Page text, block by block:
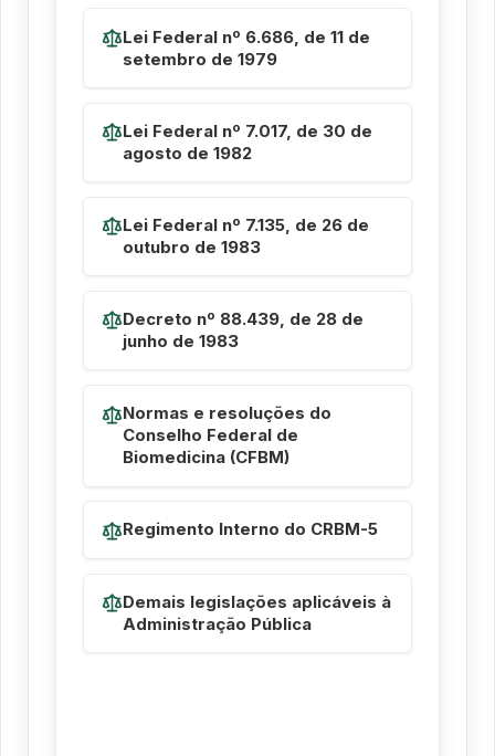
Lei Federal nº 6.686, de 11 de
setembro de 1979
Lei Federal nº 7.017, de 30 de
agosto de 1982
Lei Federal nº 7.135, de 26 de
outubro de 1983
Decreto nº 88.439, de 28 de
junho de 1983
Normas e resoluções do
Conselho Federal de
Biomedicina (CFBM)
Regimento Interno do CRBM-5
Demais legislações aplicáveis à
Administração Pública